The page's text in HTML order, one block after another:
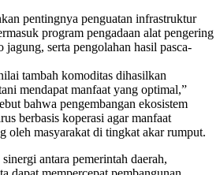
pentingnya penguatan infrastruktur
program pengadaan alat pengering
serta pengolahan hasil pasca-
tambah komoditas dihasilkan
mendapat manfaat yang optimal,”
bahwa pengembangan ekosistem
berbasis koperasi agar manfaat
oleh masyarakat di tingkat akar rumput.
antara pemerintah daerah,